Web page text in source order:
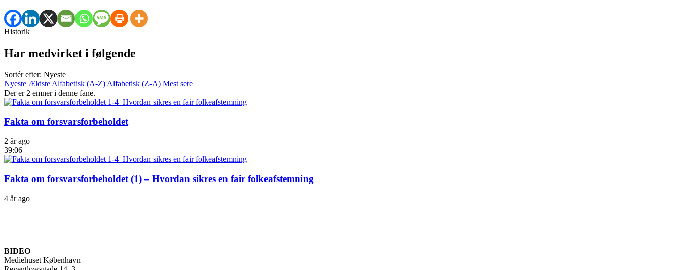
Historik
Har medvirket i følgende
Sortér efter: Nyeste
Nyeste Ældste Alfabetisk (A-Z) Alfabetisk (Z-A) Mest sete
Der er 2 emner i denne fane.
Fakta om forsvarsforbeholdet
2 år ago
39:06
Fakta om forsvarsforbeholdet (1) – Hvordan sikres en fair folkeafstemning
4 år ago
BIDEO
Mediehuset København